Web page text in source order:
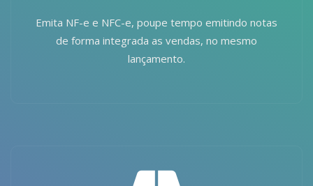
Emita NF-e e NFC-e, poupe tempo emitindo notas
de forma integrada as vendas, no mesmo
lançamento.